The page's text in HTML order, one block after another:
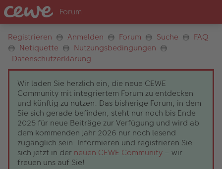
Registrieren Anmelden Forum Suche
FAQ
Netiquette
Nutzungsbedingungen
Datenschutzerklärung
Wir laden Sie herzlich ein, die neue CEWE
Community mit integriertem Forum zu entdecken
und künftig zu nutzen. Das bisherige Forum, in dem
Sie sich gerade befinden, steht nur noch bis Ende
2025 für neue Beiträge zur Verfügung und wird ab
dem kommenden Jahr 2026 nur noch lesend
zugänglich sein. Informieren und registrieren Sie
sich jetzt in der neuen CEWE Community – wir
freuen uns auf Sie!